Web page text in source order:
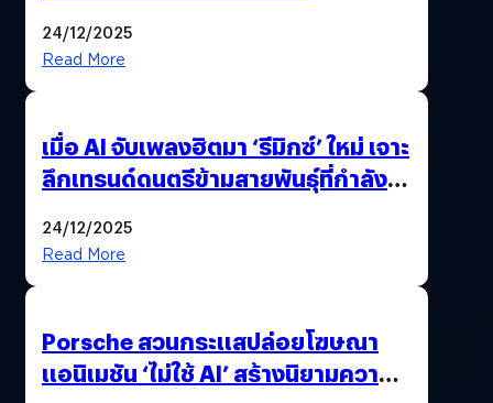
24/12/2025
Read More
เมื่อ AI จับเพลงฮิตมา ‘รีมิกซ์’ ใหม่ เจาะ
ลึกเทรนด์ดนตรีข้ามสายพันธุ์ที่กำลัง
24/12/2025
Read More
Porsche สวนกระแสปล่อยโฆษณา
แอนิเมชัน ‘ไม่ใช้ AI’ สร้างนิยามความ